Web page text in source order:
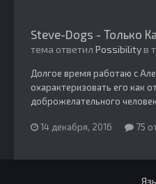
Steve-Dogs - Только
тема ответил Possibilityв
Долгое время работаю с
охарактеризовать его как
доброжелательного
14 декабря, 2016 75